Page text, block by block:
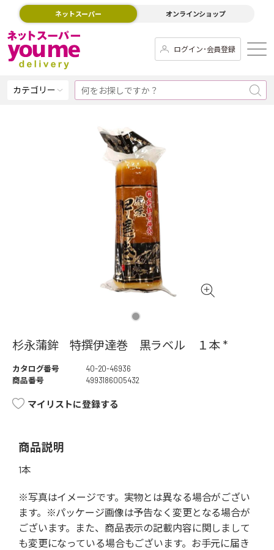
ネットスーパー オンラインショップ
ログイン･会員登録
カテゴリー
杉永蒲鉾 特撰伊達巻 黒ラベル １本 *
カタログ番号
40-20-46936
商品番号
4993186005432
マイリストに登録する
商品説明
1本
※写真はイメージです。実物とは異なる場合がござい
ます。※パッケージ画像は予告なく変更となる場合が
ございます。また、商品表示の記載内容に関しまして
も変更になっている場合もございます。お手元に届き